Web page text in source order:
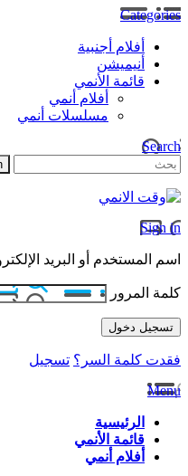
Categories
أفلام أجنبية
أنيميشن
قائمة الأنمي
أفلام أنمي
مسلسلات أنمي
Search
Sign in
اسم المستخدم أو البريد
كلمة المرور
فقدت كلمة السر؟ تسجيل
Menu
الرئيسية
قائمة الأنمي
أفلام أنمي